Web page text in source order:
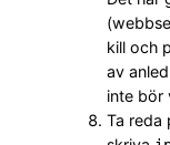
kill och
av
inte bör
Ta reda